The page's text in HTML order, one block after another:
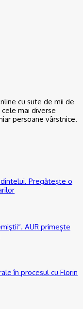
cu sute de mii de
mai diverse
persoane vârstnice.
Pregătește o
AUR primește
în procesul cu Florin